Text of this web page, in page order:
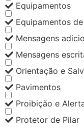
Equipamentos
Equipamentos
Mensagens
Mensagens
Orientação e
Pavimentos
Proibição e
Protetor de Pilar